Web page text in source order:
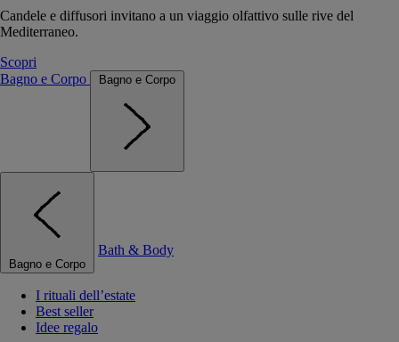
Candele e diffusori invitano a un viaggio olfattivo sulle rive del
Mediterraneo.
Scopri
Bagno e Corpo
Bagno e Corpo
Bagno e Corpo
Bath & Body
I rituali dell’estate
Best seller
Idee regalo